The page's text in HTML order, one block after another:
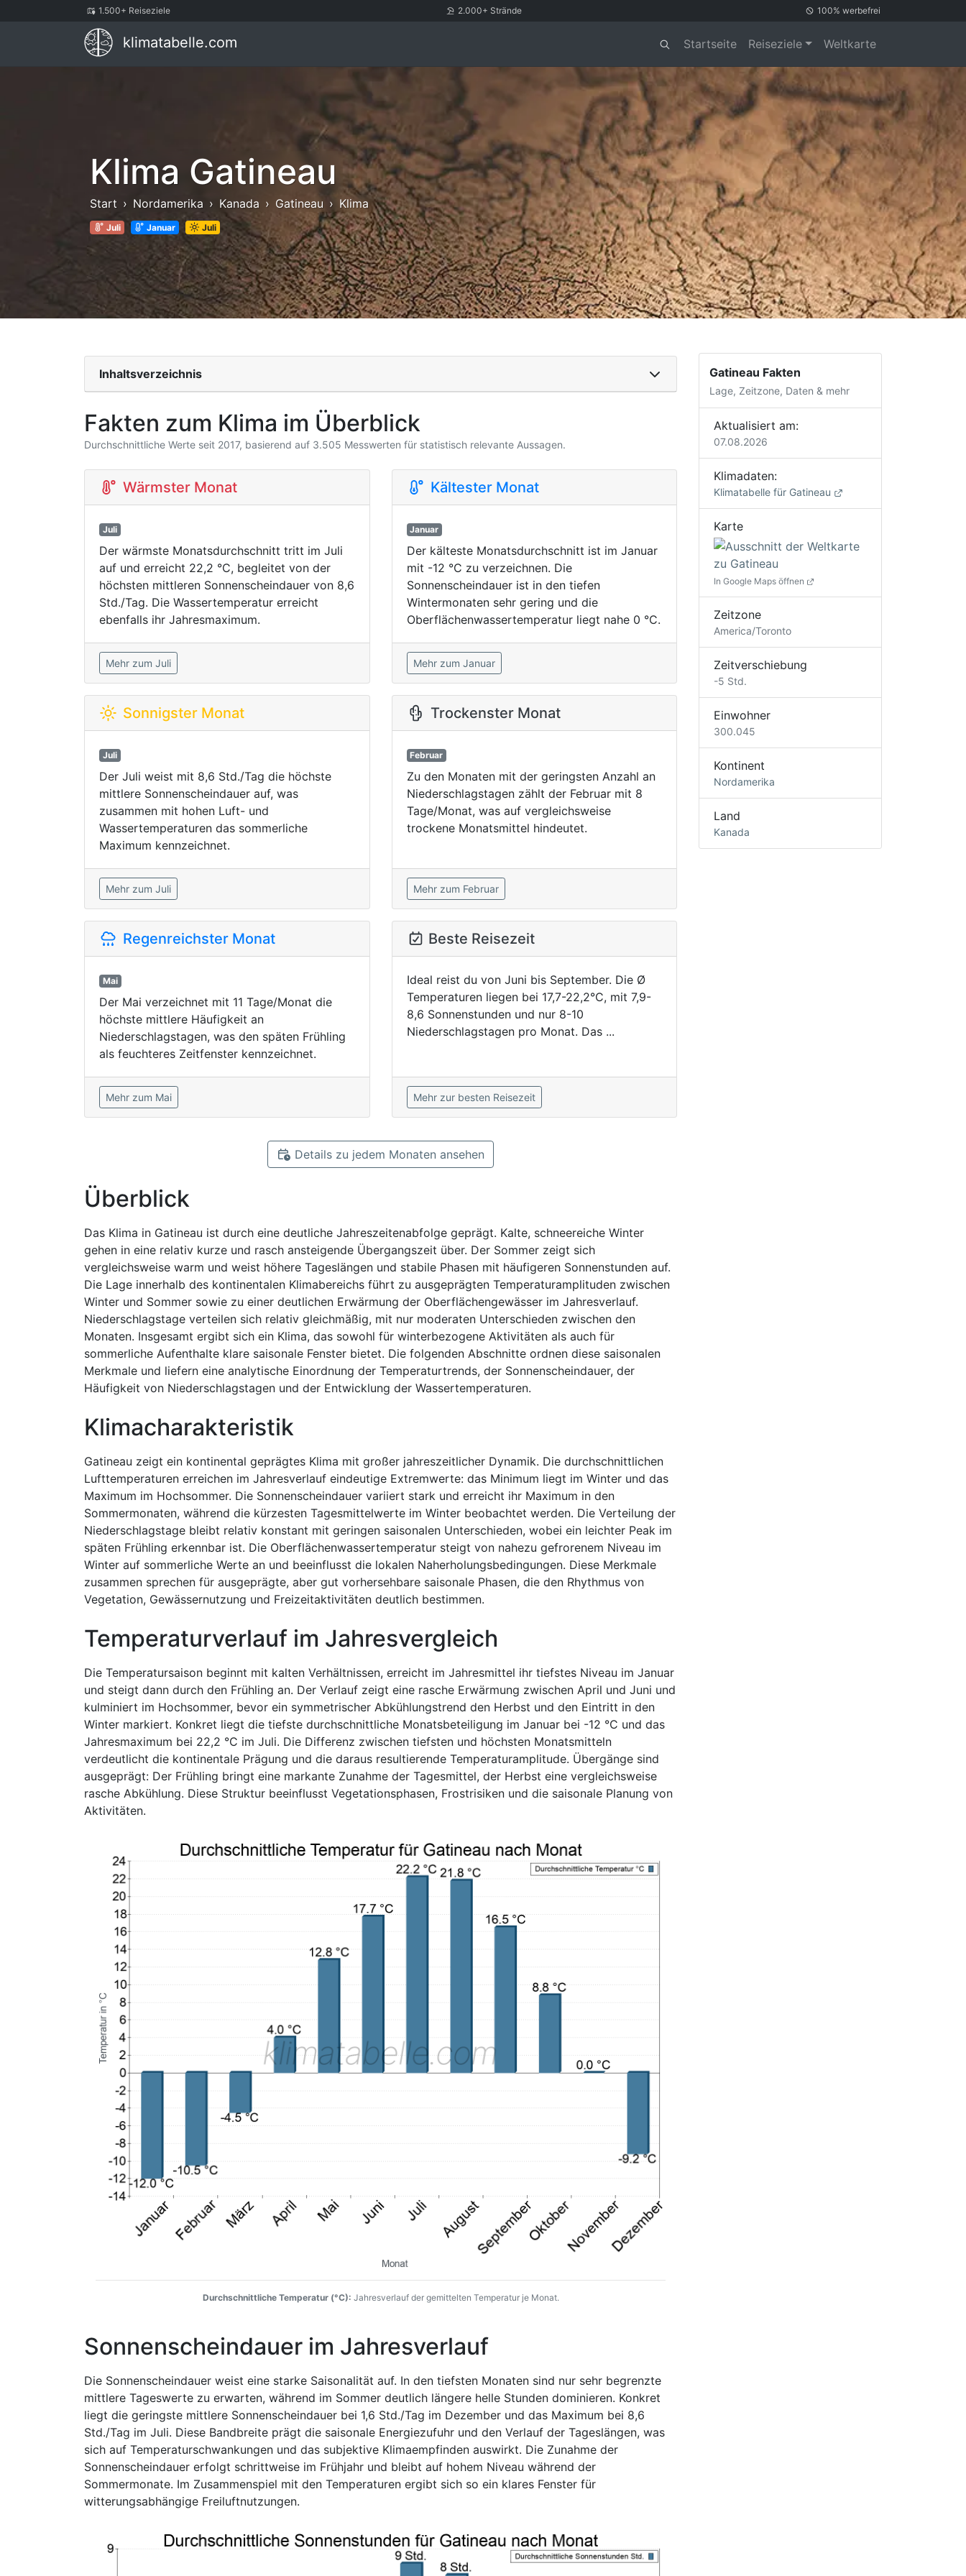
1.500+ Reiseziele 2.000+ Strände 100% werbefrei
klimatabelle.com Startseite Reiseziele Weltkarte
Klima Gatineau
Start Nordamerika Kanada Gatineau Klima
Juli Januar Juli
Inhaltsverzeichnis
Fakten zum Klima im Überblick
Durchschnittliche Werte seit 2017, basierend auf 3.505 Messwerten für statistisch relevante Aussagen.
Wärmster Monat
Juli
Der wärmste Monatsdurchschnitt tritt im Juli
auf und erreicht 22,2 °C, begleitet von der
höchsten mittleren Sonnenscheindauer von 8,6
Std./Tag. Die Wassertemperatur erreicht
ebenfalls ihr Jahresmaximum.
Mehr zum Juli
Kältester Monat
Januar
Der kälteste Monatsdurchschnitt ist im Januar
mit -12 °C zu verzeichnen. Die
Sonnenscheindauer ist in den tiefen
Wintermonaten sehr gering und die
Oberflächenwassertemperatur liegt nahe 0 °C.
Mehr zum Januar
Sonnigster Monat
Juli
Der Juli weist mit 8,6 Std./Tag die höchste
mittlere Sonnenscheindauer auf, was
zusammen mit hohen Luft- und
Wassertemperaturen das sommerliche
Maximum kennzeichnet.
Mehr zum Juli
Trockenster Monat
Februar
Zu den Monaten mit der geringsten Anzahl an
Niederschlagstagen zählt der Februar mit 8
Tage/Monat, was auf vergleichsweise
trockene Monatsmittel hindeutet.
Mehr zum Februar
Regenreichster Monat
Mai
Der Mai verzeichnet mit 11 Tage/Monat die
höchste mittlere Häufigkeit an
Niederschlagstagen, was den späten Frühling
als feuchteres Zeitfenster kennzeichnet.
Mehr zum Mai
Beste Reisezeit
Ideal reist du von Juni bis September. Die Ø
Temperaturen liegen bei 17,7-22,2°C, mit 7,9-
8,6 Sonnenstunden und nur 8-10
Niederschlagstagen pro Monat. Das ...
Mehr zur besten Reisezeit
Details zu jedem Monaten ansehen
Überblick
Das Klima in Gatineau ist durch eine deutliche Jahreszeitenabfolge geprägt. Kalte, schneereiche Winter
gehen in eine relativ kurze und rasch ansteigende Übergangszeit über. Der Sommer zeigt sich
vergleichsweise warm und weist höhere Tageslängen und stabile Phasen mit häufigeren Sonnenstunden auf.
Die Lage innerhalb des kontinentalen Klimabereichs führt zu ausgeprägten Temperaturamplituden zwischen
Winter und Sommer sowie zu einer deutlichen Erwärmung der Oberflächengewässer im Jahresverlauf.
Niederschlagstage verteilen sich relativ gleichmäßig, mit nur moderaten Unterschieden zwischen den
Monaten. Insgesamt ergibt sich ein Klima, das sowohl für winterbezogene Aktivitäten als auch für
sommerliche Aufenthalte klare saisonale Fenster bietet. Die folgenden Abschnitte ordnen diese saisonalen
Merkmale und liefern eine analytische Einordnung der Temperaturtrends, der Sonnenscheindauer, der
Häufigkeit von Niederschlagstagen und der Entwicklung der Wassertemperaturen.
Klimacharakteristik
Gatineau zeigt ein kontinental geprägtes Klima mit großer jahreszeitlicher Dynamik. Die durchschnittlichen
Lufttemperaturen erreichen im Jahresverlauf eindeutige Extremwerte: das Minimum liegt im Winter und das
Maximum im Hochsommer. Die Sonnenscheindauer variiert stark und erreicht ihr Maximum in den
Sommermonaten, während die kürzesten Tagesmittelwerte im Winter beobachtet werden. Die Verteilung der
Niederschlagstage bleibt relativ konstant mit geringen saisonalen Unterschieden, wobei ein leichter Peak im
späten Frühling erkennbar ist. Die Oberflächenwassertemperatur steigt von nahezu gefrorenem Niveau im
Winter auf sommerliche Werte an und beeinflusst die lokalen Naherholungsbedingungen. Diese Merkmale
zusammen sprechen für ausgeprägte, aber gut vorhersehbare saisonale Phasen, die den Rhythmus von
Vegetation, Gewässernutzung und Freizeitaktivitäten deutlich bestimmen.
Temperaturverlauf im Jahresvergleich
Die Temperatursaison beginnt mit kalten Verhältnissen, erreicht im Jahresmittel ihr tiefstes Niveau im Januar
und steigt dann durch den Frühling an. Der Verlauf zeigt eine rasche Erwärmung zwischen April und Juni und
kulminiert im Hochsommer, bevor ein symmetrischer Abkühlungstrend den Herbst und den Eintritt in den
Winter markiert. Konkret liegt die tiefste durchschnittliche Monatsbeteiligung im Januar bei -12 °C und das
Jahresmaximum bei 22,2 °C im Juli. Die Differenz zwischen tiefsten und höchsten Monatsmitteln
verdeutlicht die kontinentale Prägung und die daraus resultierende Temperaturamplitude. Übergänge sind
ausgeprägt: Der Frühling bringt eine markante Zunahme der Tagesmittel, der Herbst eine vergleichsweise
rasche Abkühlung. Diese Struktur beeinflusst Vegetationsphasen, Frostrisiken und die saisonale Planung von
Aktivitäten.
Durchschnittliche Temperatur (°C): Jahresverlauf der gemittelten Temperatur je Monat.
Sonnenscheindauer im Jahresverlauf
Die Sonnenscheindauer weist eine starke Saisonalität auf. In den tiefsten Monaten sind nur sehr begrenzte
mittlere Tageswerte zu erwarten, während im Sommer deutlich längere helle Stunden dominieren. Konkret
liegt die geringste mittlere Sonnenscheindauer bei 1,6 Std./Tag im Dezember und das Maximum bei 8,6
Std./Tag im Juli. Diese Bandbreite prägt die saisonale Energiezufuhr und den Verlauf der Tageslängen, was
sich auf Temperaturschwankungen und das subjektive Klimaempfinden auswirkt. Die Zunahme der
Sonnenscheindauer erfolgt schrittweise im Frühjahr und bleibt auf hohem Niveau während der
Sommermonate. Im Zusammenspiel mit den Temperaturen ergibt sich so ein klares Fenster für
witterungsabhängige Freiluftnutzungen.
Gatineau Fakten
Lage, Zeitzone, Daten & mehr
Aktualisiert am:
07.08.2026
Klimadaten:
Klimatabelle für Gatineau
Karte
In Google Maps öffnen
Zeitzone
America/Toronto
Zeitverschiebung
-5 Std.
Einwohner
300.045
Kontinent
Nordamerika
Land
Kanada